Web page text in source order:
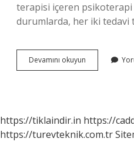
terapisi içeren psikoterapi
durumlarda, her iki tedavi
Devamını okuyun Kalabalık
Korkusu
https://tiklaindir.in https://
https://turevteknik.com.tr